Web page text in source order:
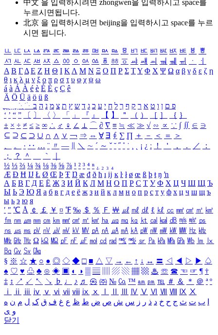
中文 을 입력하시려면 zhongwen을 입력하시고 space를
누르시면됩니다.
北京 을 입력하시려면 beijing을 입력하시고 space를 누르
시면 됩니다.
ㅥ ㅦ ㅧ ㅨ ㅩ ㅪ ㅫ ㅬ ㅭ ㅮ ㅯ ㅰ ㅱ ㅲ ㅳ ㅴ ㅵ ㅶ ㅷ ㅸ
ㅹ
ㅺ ㅻ ㅼ ㅽ ㅾ ㅿ ㆀ ㆁ ㆂ ㆃ ㆄ ㆅ ㆆ ㆇ ㆈ ㆉ ㆊ ㆋ ㆌ ㆍ
ㆎ
Α Β ΓΔ Ε Ζ Η Θ Ι ΚΛ Μ Ν Ξ Ο Π Ρ Σ ΤΥ Φ Χ Ψ Ω α β γ δ ε ζ η
θ ι κ λ μ ν ξ ο π ρ σ τ υ φ χ ψ ω
á à Á À é è É È ç Ç ê
Ä Ö Ü ä ö ü ß
ִֶֹ ֻּ ׁׂ פ ם ן ו ט א ר ק ף ך ל ח י ע כ ג ד ש ץ ת צ מ נ ה ב
‘ ’ “ ” 〔 〕 〈 〉 「 」 『 』 【 】 ＂ （ ） ［ ］ ｛ ｝
± × ÷ ≠ ≤ ≥ ∞ ∴ ♂ ♀ ∠ ⊥ ⌒ ∂ ∇ ≡ ≒ ≪ ≫ √ ∽ ∝ ∵ ∫ ∬ ∈ ∋
⊆ ⊇ ⊂ ⊃ ∪ ∩ ∧ ∨ ￢ ⇒ ⇔ ∀ ∃ ∮ ∑ ∏ ＋ － ＜ ＝
＞
、
。 · ‥ … ¨ 〃 ― ＼ ∼ ´ ～ ˇ ˘ ˝ ˚ ˙ ¸ ¡ ¿ ː ！ ＇ ， ． ／
：
；
？ ＾ ｀
½ ⅓ ⅔ ¼ ¾ ⅛ ⅜ ⅝ ⅞ ¹ ² ³ ⁴ ⁿ ₁ ₂ ₃ ₄
Æ Ð Ħ Ĳ Ł Ø Œ Þ Ŧ Ŋ æ đ ð ħ ı ĳ ĸ ŀ ł ø œ ß þ ŧ ŋ ŉ
А Б В Г Д Е Ё Ж З И Й К Л М Н О П Р С Т У Ф Х Ц Ч Ш Щ Ъ
Ы Ь Э Ю Я а б в г д е ё ж з и й к л м н о п р с т у ф х ц ч ш щ ъ
ы ь э ю я
′ ″ ℃ Å ￠ ￡ ￥ ¤ ℉ ‰ ＄ ％ Ｆ ￦ ㎕ ㎖ ㎗ ℓ ㎘ ㏄ ㎣ ㎤ ㎥ ㎦
㎙ ㎚ ㎛ ㎜ ㎝ ㎞ ㎟ ㎠ ㎡ ㎢ ㏊ ㎍ ㎎ ㎏ ㏏ ㎈ ㎉ ㏈ ㎧ ㎨ ㎰
㎱ ㎲ ㎳ ㎴ ㎵ ㎶ ㎷ ㎸ ㎹ ㎀ ㎁ ㎂ ㎃ ㎄ ㎺ ㎻ ㎽ ㎾ ㎿ ㎐ ㎑
㎒ ㎓ ㎔ Ω ㏀ ㏁ ㎊ ㎋ ㎌ ㏖ ㏅ ㎭ ㎮ ㎯ ㏛ ㎩ ㎪ ㎫ ㎬ ㏝ ㏐
㏓
㏃ ㏉ ㏜ ㏆
§ ※ ☆ ★ ○ ● ◎ ◇ ◆ □ ■ △ ▽ → ← ↑ ↓ ↔ 〓 ◁ ◀ ▷ ▶ ♤
♠ ♡ ♥ ♧ ♣ ⊙ ◈ ▣ ◐ ◑ ▒ ▤ ▨ ▧ ▦ ▩ ♨ ☏ ☎ ☜ ☞ ¶ †
‡ ↕ ↗ ↙ ↖ ↘ ♭ ♩ ♪ ♬ ㉿ ㈜ № ㏇ ™ ㏂ ㏘ ℡ ＃ ＆ ＊ ＠ ª º
ⅰ
ⅱ ⅲ ⅳ ⅴ ⅵ ⅶ ⅷ ⅸ ⅹ Ⅳ Ⅴ Ⅵ Ⅶ Ⅷ Ⅸ Ⅹ
ب ت ث ج ح خ د ذ ر ز س ش ص ض ط ظ ع غ ف ق ک ل م ن ه
و ی
닫기